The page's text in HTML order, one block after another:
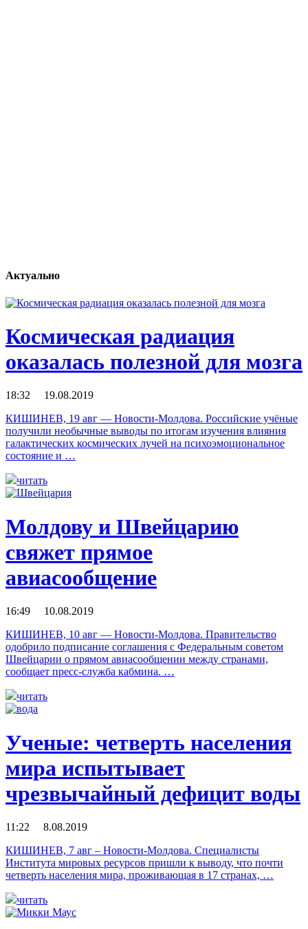
Актуально
Космическая радиация
оказалась полезной для мозга
18:32 19.08.2019
КИШИНЕВ, 19 авг — Новости-Молдова. Российские учёные
получили необычные выводы по итогам изучения влияния
галактических космических лучей на психоэмоциональное
состояние и …
читать
Молдову и Швейцарию
свяжет прямое
авиасообщение
16:49 10.08.2019
КИШИНЕВ, 10 авг — Новости-Молдова. Правительство
одобрило подписание соглашения с Федеральным советом
Швейцарии о прямом авиасообщении между странами,
сообщает пресс-служба кабмина. …
читать
Ученые: четверть населения
мира испытывает
чрезвычайный дефицит воды
11:22 8.08.2019
КИШИНЕВ, 7 авг – Новости-Молдова. Специалисты
Института мировых ресурсов пришли к выводу, что почти
четверть населения мира, проживающая в 17 странах, …
читать